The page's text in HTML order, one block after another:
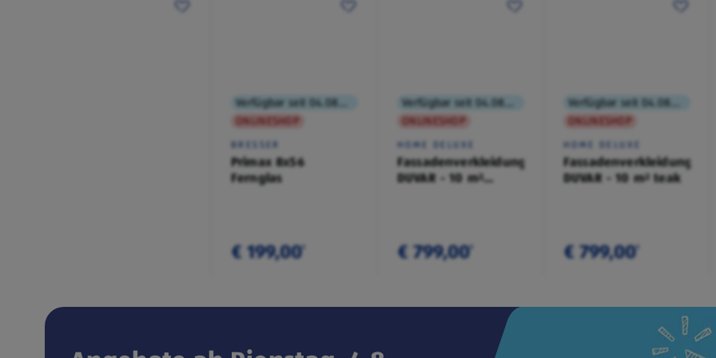
ONLINESHOP
BRESSER
Primax 8x56
Fernglas
€ 199,00¹
ONLINESHOP
HOME DELUXE
Fassadenverkleidung
DUVAR - 10 m²
€ 799,00¹
ONLINESHOP
HOME DELUXE
Fassadenverkleidung
DUVAR - 10 m² teak
€ 799,00¹